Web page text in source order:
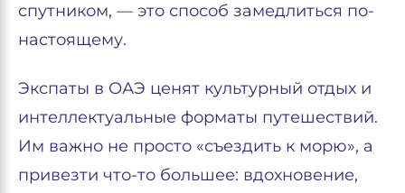
спутником, — это способ замедлиться по-
настоящему.
Экспаты в ОАЭ ценят культурный отдых и
интеллектуальные форматы путешествий.
Им важно не просто «съездить к морю», а
привезти что-то большее: вдохновение,